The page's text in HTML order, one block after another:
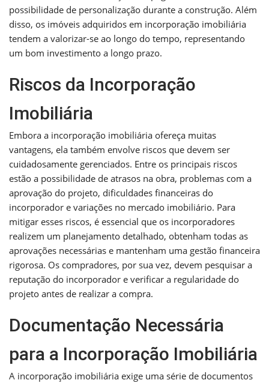
possibilidade de personalização durante a construção. Além
disso, os imóveis adquiridos em incorporação imobiliária
tendem a valorizar-se ao longo do tempo, representando
um bom investimento a longo prazo.
Riscos da Incorporação
Imobiliária
Embora a incorporação imobiliária ofereça muitas
vantagens, ela também envolve riscos que devem ser
cuidadosamente gerenciados. Entre os principais riscos
estão a possibilidade de atrasos na obra, problemas com a
aprovação do projeto, dificuldades financeiras do
incorporador e variações no mercado imobiliário. Para
mitigar esses riscos, é essencial que os incorporadores
realizem um planejamento detalhado, obtenham todas as
aprovações necessárias e mantenham uma gestão financeira
rigorosa. Os compradores, por sua vez, devem pesquisar a
reputação do incorporador e verificar a regularidade do
projeto antes de realizar a compra.
Documentação Necessária
para a Incorporação Imobiliária
A incorporação imobiliária exige uma série de documentos